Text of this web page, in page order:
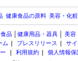
健康食品の原料 美容・化
品 健康用品・器具 美容
ム
プレスリリース
サ
利用規約 個人情報